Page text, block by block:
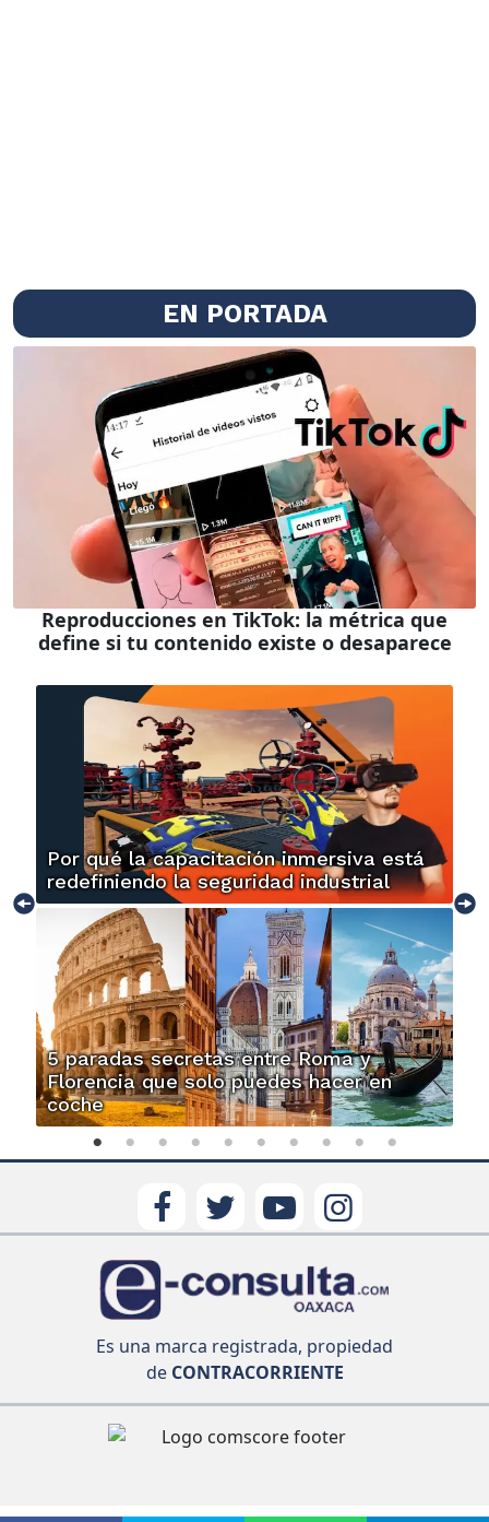
EN PORTADA
Reproducciones en TikTok: la métrica que
define si tu contenido existe o desaparece
Por qué la capacitación inmersiva está
redefiniendo la seguridad industrial
5 paradas secretas entre Roma y
Florencia que solo puedes hacer en
coche
Es una marca registrada, propiedad
deCONTRACORRIENTE